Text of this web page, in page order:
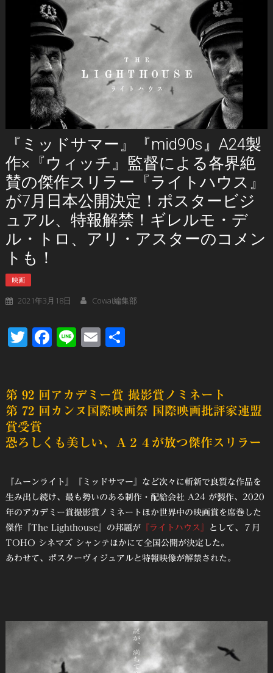
『ミッドサマー』『mid90s』A24製
作×『ウィッチ』監督による各界絶
賛の傑作スリラー『ライトハウス』
が7月日本公開決定！ポスタービジ
ュアル、特報解禁！ギレルモ・デ
ル・トロ、アリ・アスターのコメン
トも！
映画
2021年3月18日 Cowai編集部
Twitter
Facebook
LineEmail
第 92 回アカデミー賞 撮影賞ノミネート
第 72 回カンヌ国際映画祭 国際映画批評家連盟
賞受賞
恐ろしくも美しい、Ａ２４が放つ傑作スリラー
『ムーンライト』『ミッドサマー』など次々に斬新で良質な作品を
⽣み出し続け、最も勢いのある制作・配給会社 A24 が製作、2020
年のアカデミー賞撮影賞ノミネートほか世界中の映画賞を席巻した
傑作『The Lighthouse』の邦題が『ライトハウス』
として、７⽉
TOHO シネマズ シャンテほかにて全国公開が決定した。
あわせて、ポスターヴィジュアルと特報映像が解禁された。